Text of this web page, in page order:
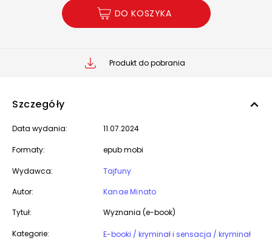
DO KOSZYKA
Produkt do pobrania
Szczegóły
Data wydania: 11.07.2024
Formaty: epub mobi
Wydawca:
Tajfuny
Autor:
Kanae Minato
Tytuł:
Wyznania (e-book)
Kategorie: E-booki / kryminał i sensacja / kryminał